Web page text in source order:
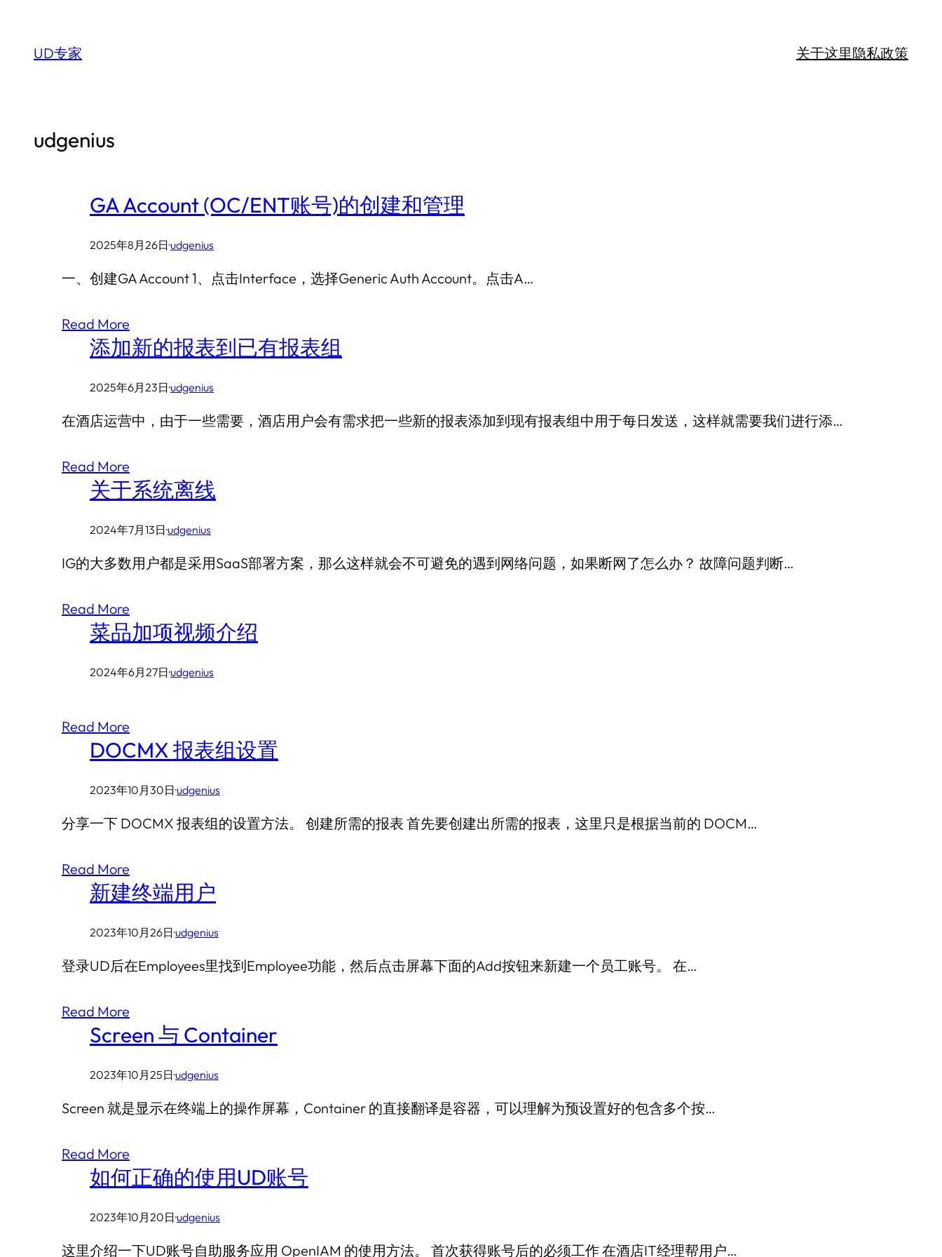
UD专家 关于这里隐私政策
udgenius
GA Account (OC/ENT账号)的创建和管理
2025年8月26日·udgenius
一、创建GA Account 1、点击Interface，选择Generic Auth Account。点击A…
Read More
添加新的报表到已有报表组
2025年6月23日·udgenius
在酒店运营中，由于一些需要，酒店用户会有需求把一些新的报表添加到现有报表组中用于每日发送，这样就需要我们进行添…
Read More
关于系统离线
2024年7月13日·udgenius
IG的大多数用户都是采用SaaS部署方案，那么这样就会不可避免的遇到网络问题，如果断网了怎么办？ 故障问题判断…
Read More
菜品加项视频介绍
2024年6月27日·udgenius
Read More
DOCMX 报表组设置
2023年10月30日·udgenius
分享一下 DOCMX 报表组的设置方法。 创建所需的报表 首先要创建出所需的报表，这里只是根据当前的 DOCM…
Read More
新建终端用户
2023年10月26日·udgenius
登录UD后在Employees里找到Employee功能，然后点击屏幕下面的Add按钮来新建一个员工账号。 在…
Read More
Screen 与 Container
2023年10月25日·udgenius
Screen 就是显示在终端上的操作屏幕，Container 的直接翻译是容器，可以理解为预设置好的包含多个按…
Read More
如何正确的使用UD账号
2023年10月20日·udgenius
这里介绍一下UD账号自助服务应用 OpenIAM 的使用方法。 首次获得账号后的必须工作 在酒店IT经理帮用户…